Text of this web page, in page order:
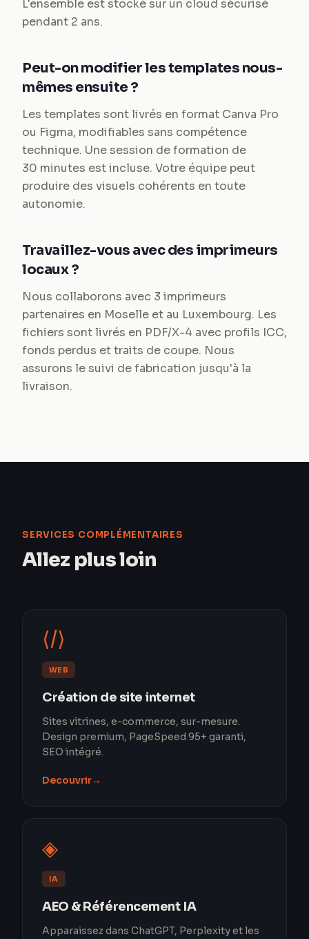
L'ensemble est stocké sur un cloud sécurisé
pendant 2 ans.
Peut-on modifier les templates nous-
mêmes ensuite ?
Les templates sont livrés en format Canva Pro
ou Figma, modifiables sans compétence
technique. Une session de formation de
30 minutes est incluse. Votre équipe peut
produire des visuels cohérents en toute
autonomie.
Travaillez-vous avec des imprimeurs
locaux ?
Nous collaborons avec 3 imprimeurs
partenaires en Moselle et au Luxembourg. Les
fichiers sont livrés en PDF/X-4 avec profils ICC,
fonds perdus et traits de coupe. Nous
assurons le suivi de fabrication jusqu'à la
livraison.
SERVICES COMPLÉMENTAIRES
Allez plus loin
⟨/⟩
WEB
Création de site internet
Sites vitrines, e-commerce, sur-mesure.
Design premium, PageSpeed 95+ garanti,
SEO intégré.
Decouvrir→
◈
IA
AEO & Référencement IA
Apparaissez dans ChatGPT, Perplexity et les